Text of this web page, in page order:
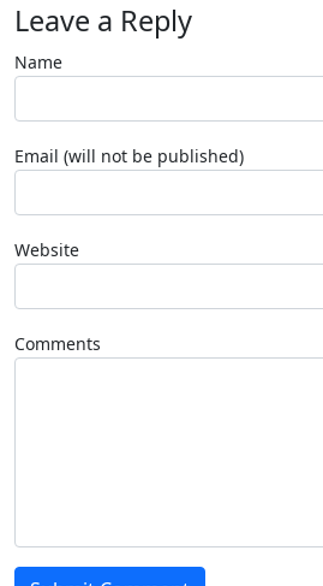
Leave a Reply
Name
Email (will not be published)
Website
Comments